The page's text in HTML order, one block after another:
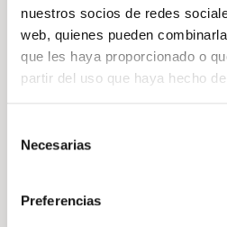
nuestros socios de redes
web, quienes pueden
que les haya proporcionado o
partir del uso que haya hecho
Necesarias
Preferencias
Volkswagen Vehículo nuevo